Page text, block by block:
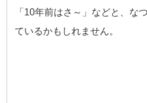
「10年前はさ～」などと、な
ているかもしれません。